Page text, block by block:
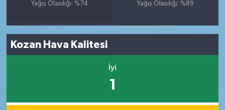
Yağış Olasılığı: %74
Yağış Olasılığı: %89
Kozan Hava Kalitesi
İyi
1